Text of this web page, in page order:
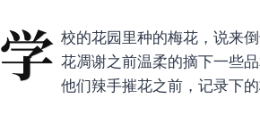
学 校的花园里种的梅花，说来
花凋谢之前温柔的摘下一些
他们辣手摧花之前，记录下的